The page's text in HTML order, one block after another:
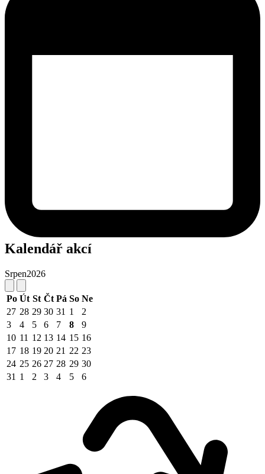
Kalendář akcí
Srpen2026
Po Út St Čt Pá So Ne
27 28 29 30 31 1
2
3
4 5 6 7 8
9
10 11 12 13 14 15 16
17 18 19 20 21 22 23
24 25 26 27 28 29 30
31 1 2 3 4 5 6